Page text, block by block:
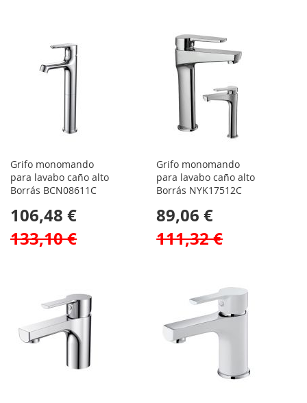
Grifo monomando
para lavabo caño alto
Borrás BCN08611C
106,48 €
133,10 €
Grifo monomando
para lavabo caño alto
Borrás NYK17512C
89,06 €
111,32 €